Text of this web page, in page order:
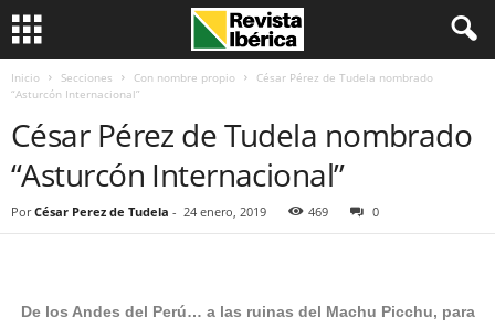
Inicio Secciones Con nombre propio
César Pérez de Tudela nombrado
“Asturcón Internacional”
César Pérez de Tudela nombrado
“Asturcón Internacional”
Por César Perez de Tudela - 24 enero, 2019 469 0
De los Andes del Perú… a las ruinas del Machu Picchu, para